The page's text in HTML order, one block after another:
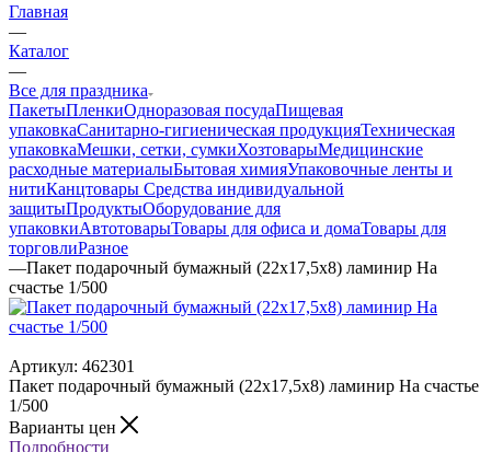
Главная
—
Каталог
—
Все для праздника
ПакетыПленкиОдноразовая посудаПищевая
упаковкаСанитарно-гигиеническая продукцияТехническая
упаковкаМешки, сетки, сумкиХозтоварыМедицинские
расходные материалыБытовая химияУпаковочные ленты и
нитиКанцтовары Средства индивидуальной
защитыПродуктыОборудование для
упаковкиАвтотоварыТовары для офиса и домаТовары для
торговлиРазное
—Пакет подарочный бумажный (22х17,5х8) ламинир На
счастье 1/500
Артикул: 462301
Пакет подарочный бумажный (22х17,5х8) ламинир На счастье
1/500
Варианты цен
Подробности